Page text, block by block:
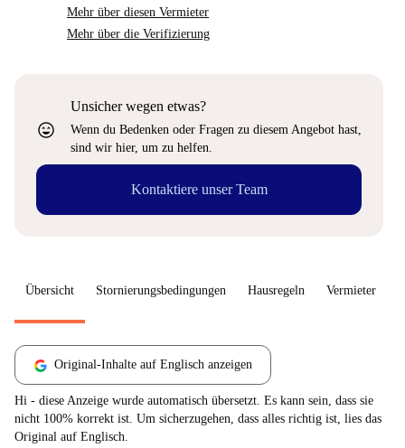
Mehr über diesen Vermieter
Mehr über die Verifizierung
sentiment_very_satisfied
Unsicher wegen etwas?
Wenn du Bedenken oder Fragen zu diesem Angebot hast,
sind wir hier, um zu helfen.
Kontaktiere unser Team
Übersicht Stornierungsbedingungen Hausregeln Vermieter
Original-Inhalte auf Englisch anzeigen
Hi - diese Anzeige wurde automatisch übersetzt. Es kann sein, dass sie
nicht 100% korrekt ist. Um sicherzugehen, dass alles richtig ist, lies das
Original auf Englisch.